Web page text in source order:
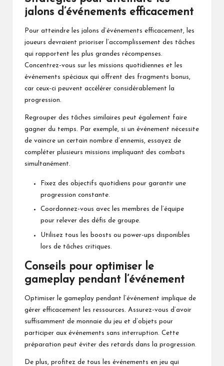
jalons d’événements efficacement
Pour atteindre les jalons d’événements efficacement, les
joueurs devraient prioriser l’accomplissement des tâches
qui rapportent les plus grandes récompenses.
Concentrez-vous sur les missions quotidiennes et les
événements spéciaux qui offrent des fragments bonus,
car ceux-ci peuvent accélérer considérablement la
progression.
Regrouper des tâches similaires peut également faire
gagner du temps. Par exemple, si un événement nécessite
de vaincre un certain nombre d’ennemis, essayez de
compléter plusieurs missions impliquant des combats
simultanément.
Fixez des objectifs quotidiens pour garantir une
progression constante.
Coordonnez-vous avec les membres de l’équipe
pour relever des défis de groupe.
Utilisez tous les boosts ou power-ups disponibles
lors de tâches critiques.
Conseils pour optimiser le
gameplay pendant l’événement
Optimiser le gameplay pendant l’événement implique de
gérer efficacement les ressources. Assurez-vous d’avoir
suffisamment de monnaie du jeu et d’objets pour
participer aux événements sans interruption. Cette
préparation peut éviter des retards dans la progression.
De plus, profitez de tous les événements en jeu qui